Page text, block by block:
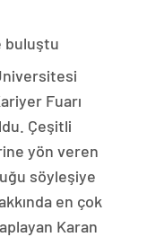
buluştu
Fuarı
Çeşitli
yön veren
söyleşiye
en çok
Karan